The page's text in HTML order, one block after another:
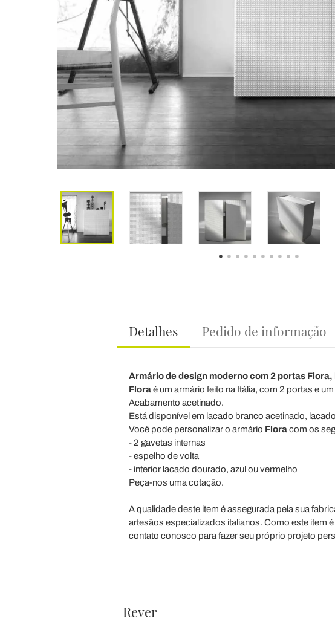
Detalhes Pedido de informação
Armário de design moderno com 2 portas
Floraé um armário feito na Itália, com 2 portas e
Acabamento acetinado.
Está disponível em lacado branco acetinado,
Você pode personalizar o armário Floracom os
- 2 gavetas internas
- espelho de volta
- interior lacado dourado, azul ou vermelho
Peça-nos uma cotação.
A qualidade deste item é assegurada pela sua
artesãos especializados italianos. Como este item
contato conosco para fazer seu próprio projeto
Rever